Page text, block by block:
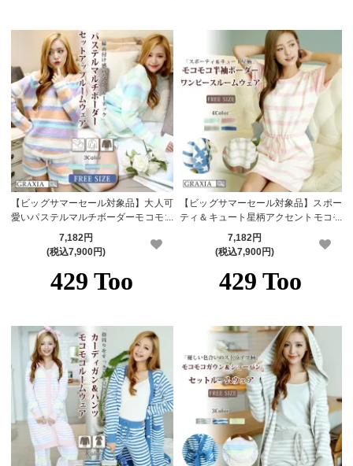
【ビッグサマーセール対象品】大人可
愛いパステルマルチボーダーモコモコ
ニットセットアップルームウェア(RO
OMWEAR)【メーカーお取り寄せ品】
7,182円
(税込7,900円)
【ビッグサマーセール対象品】スポー
ティ＆キュート星柄アクセントモコモ
コ半袖ボーダーワンピースルームウェ
ア(ROOMWEAR)【メーカーお取り寄
7,182円
(税込7,900円)